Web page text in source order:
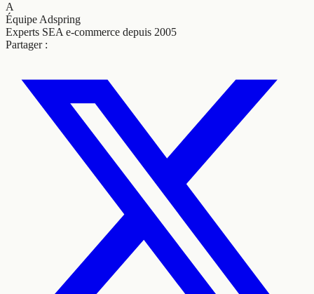
A
Équipe Adspring
Experts SEA e-commerce depuis 2005
Partager :